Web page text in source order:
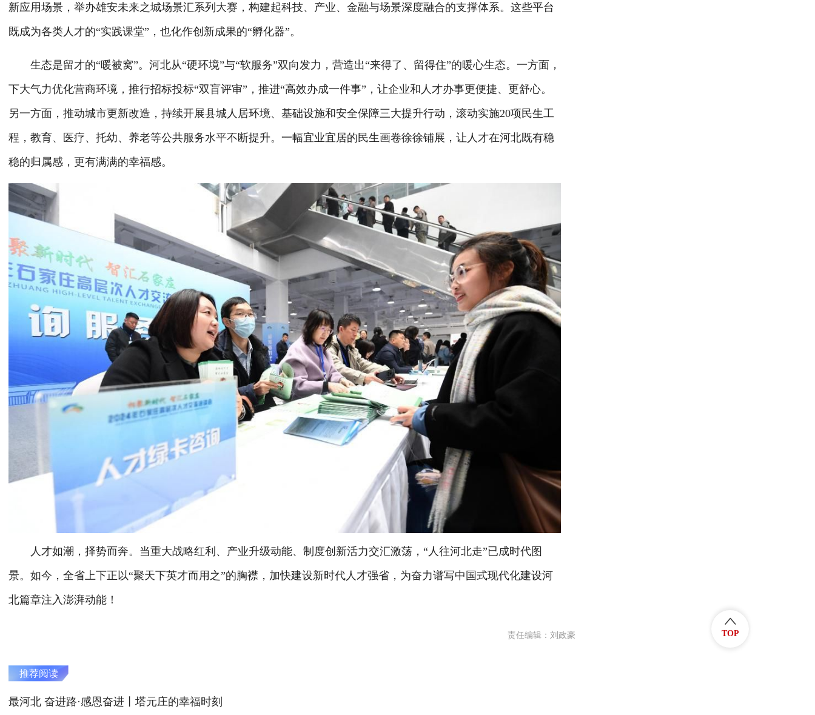
新应用场景，举办雄安未来之城场景汇系列大赛，构建起科技、产业、金融与场景深度融合的支撑体系。这些平台
既成为各类人才的“实践课堂”，也化作创新成果的“孵化器”。
生态是留才的“暖被窝”。河北从“硬环境”与“软服务”双向发力，营造出“来得了、留得住”的暖心生态。一方面，
下大气力优化营商环境，推行招标投标“双盲评审”，推进“高效办成一件事”，让企业和人才办事更便捷、更舒心。
另一方面，推动城市更新改造，持续开展县城人居环境、基础设施和安全保障三大提升行动，滚动实施20项民生工
程，教育、医疗、托幼、养老等公共服务水平不断提升。一幅宜业宜居的民生画卷徐徐铺展，让人才在河北既有稳
稳的归属感，更有满满的幸福感。
人才如潮，择势而奔。当重大战略红利、产业升级动能、制度创新活力交汇激荡，“人往河北走”已成时代图
景。如今，全省上下正以“聚天下英才而用之”的胸襟，加快建设新时代人才强省，为奋力谱写中国式现代化建设河
北篇章注入澎湃动能！
责任编辑：刘政豪
推荐阅读
最河北 奋进路·感恩奋进丨塔元庄的幸福时刻
TOP